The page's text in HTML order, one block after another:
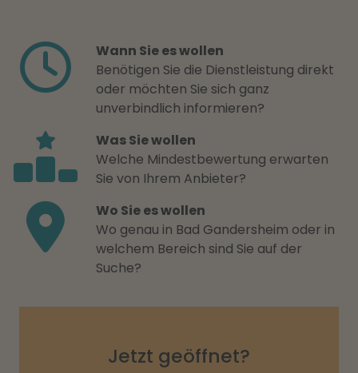
Wann Sie es wollen
Benötigen Sie die Dienstleistung direkt
oder möchten Sie sich ganz
unverbindlich informieren?
Was Sie wollen
Welche Mindestbewertung erwarten
Sie von Ihrem Anbieter?
Wo Sie es wollen
Wo genau in Bad Gandersheim oder in
welchem Bereich sind Sie auf der
Suche?
Jetzt geöffnet?